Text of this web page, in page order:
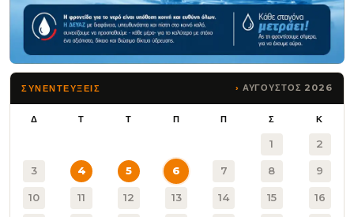
ΣΥΝΕΝΤΕΥΞΕΙΣ ΑΥΓΟΥΣΤΟΣ 2026
Δ Τ Τ Π Π Σ Κ
1 2
3 4 5 6 7 8 9
10 11 12 13 14 15 16